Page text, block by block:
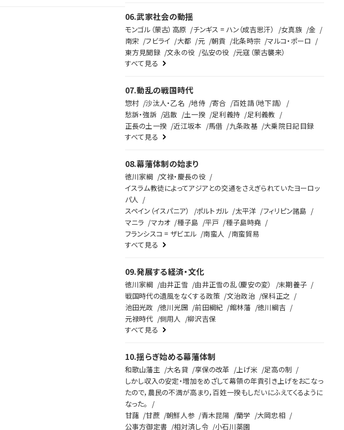
06.武家社会の動揺
モンゴル（蒙古）高原 チンギス = ハン（成吉思汗） 女真族
金
南宋
フビライ 大都 元 朝貢 北条時宗
マルコ・ポーロ
東方見聞録
文永の役 弘安の役
元寇（蒙古襲来）
すべて見る
07.動乱の戦国時代
惣村 沙汰人・乙名 地侍 寄合
百姓請（地下請）
愁訴・強訴
逃散 土一揆 足利義持
足利義教
正長の土一揆
近江坂本 馬借 九条政基
大乗院日記目録
すべて見る
08.幕藩体制の始まり
徳川家綱
文禄・慶長の役
イスラム教徒によってアジアとの交通をさえぎられていたヨーロッ
パ人
スペイン（イスパニア）
ポルトガル 太平洋
フィリピン諸島
マニラ
マカオ 種子島 平戸
種子島時堯
フランシスコ = ザビエル
南蛮人
南蛮貿易
すべて見る
09.発展する経済・文化
徳川家綱 由井正雪 由井正雪の乱（慶安の変）
末期養子
戦国時代の遺風をなくする政策
文治政治
保科正之
池田光政
徳川光圀 前田綱紀 館林藩
徳川綱吉
元禄時代
側用人
柳沢吉保
すべて見る
10.揺らぎ始める幕藩体制
和歌山藩主 大名貸 享保の改革 上げ米
足高の制
しかし収入の安定・増加をめざして幕領の年貢引き上げをおこなっ
たので，農民の不満が高まり，百姓一揆もしだいにふえてくるように
なった。
甘藷
甘蔗 朝鮮人参 青木昆陽 蘭学
大岡忠相
公事方御定書
相対済し令
小石川薬園